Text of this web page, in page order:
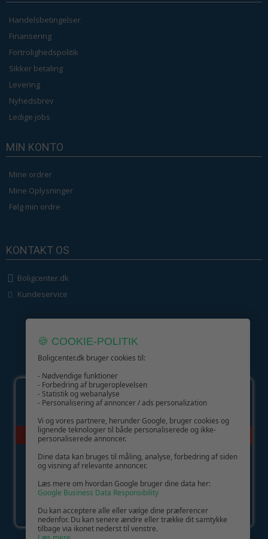
Handelsbetingelser
Finansering
Fortrolighedspolitik
Sikker betaling
Levering
Nyhedsbrev
Ledige jobs
MIN KONTO
Mine ordrer
Mine Oplysninger
Følg min ordre
KONTAKT OS
Boligcenter.dk
Kundeservice
GIV GLÆDE MED ET GAVEKORT!
🍪 COOKIE-POLITIK
Boligcenter.dk bruger cookies til:
- Nødvendige funktioner
- Forbedring af brugeroplevelsen
- Statistik og webanalyse
- Personalisering af annoncer / ads personalization
Vi og vores partnere, herunder Google, bruger cookies og
lignende teknologier til både personaliserede og ikke-
personaliserede annoncer.
Dine data kan bruges til måling, analyse, forbedring af siden
og visning af relevante annoncer.
Læs mere om hvordan Google bruger dine data her:
Google Business Data Responsibility
Du kan acceptere alle eller vælge dine præferencer
nedenfor. Du kan senere ændre eller trække dit samtykke
tilbage via ikonet nederst til venstre.